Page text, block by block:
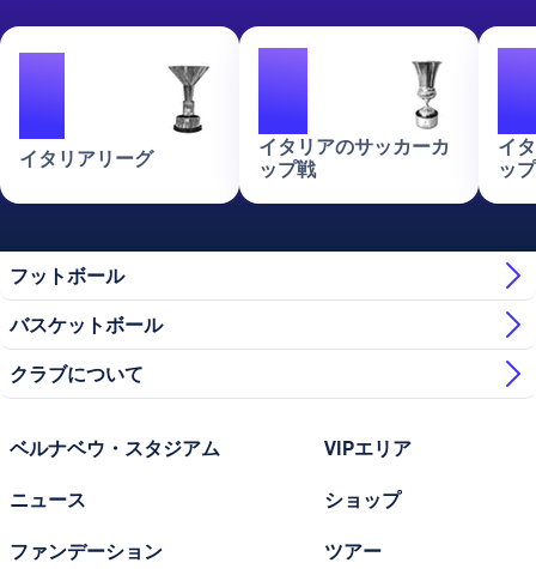
2
イタリアリーグ
3
イタリアのサッカーカ
ップ戦
イ
ップ
フットボール
バスケットボール
クラブについて
ベルナベウ・スタジアム
ニュース
ファンデーション
VIPエリア
ショップ
ツアー